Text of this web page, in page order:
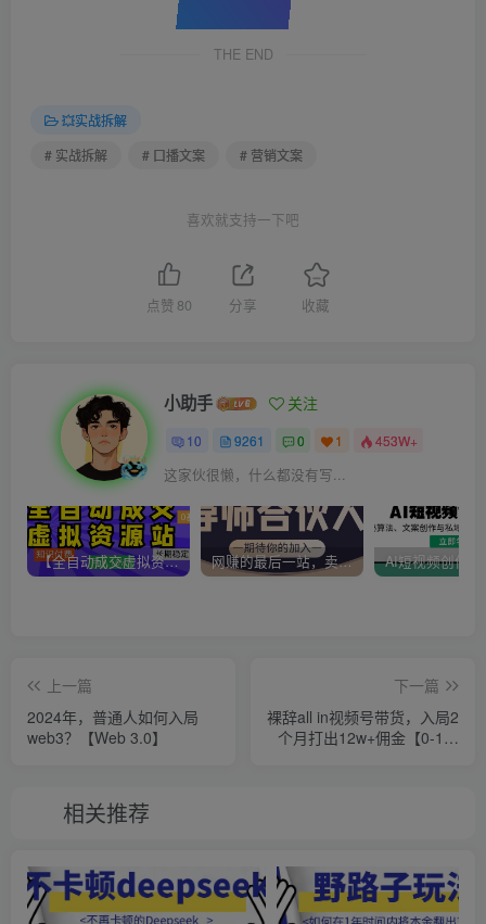
THE END
💥实战拆解
# 实战拆解
# 口播文案 # 营销文案
喜欢就支持一下吧
点赞 80 分享 收藏
小助手 关注
10 9261 0 1 453W+
这家伙很懒，什么都没有写...
【全自动成交虚拟资源站】站长唯一陪跑项目！月入10W+~长期稳定~ 网赚的最后一站，卖项目！做网赚顶级猎食者~
上一篇
2024年，普通人如何入局
web3？【Web 3.0】
下一篇
裸辞all in视频号带货，入局2
个月打出12w+佣金【0-1拆
相关推荐